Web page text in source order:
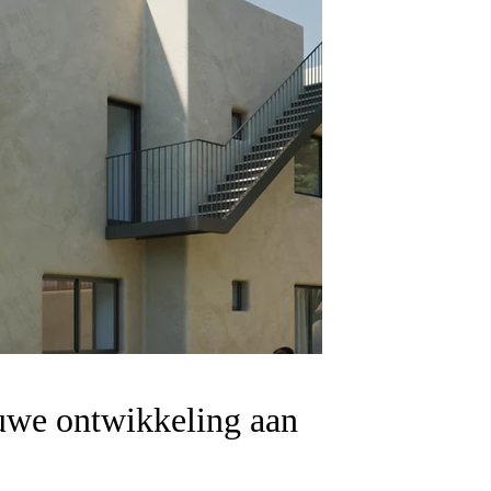
ontwikkeling aan